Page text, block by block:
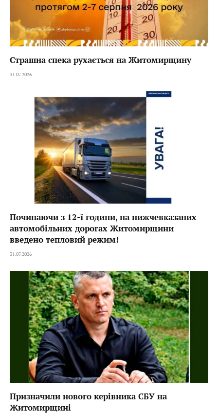
Страшна спека рухається на Житомирщину
31.07.2026
Починаючи з 12-ї години, на нижчевказаних
автомобільних дорогах Житомирщини
введено тепловий режим!
31.07.2026
Призначили нового керівника СБУ на
Житомирщині